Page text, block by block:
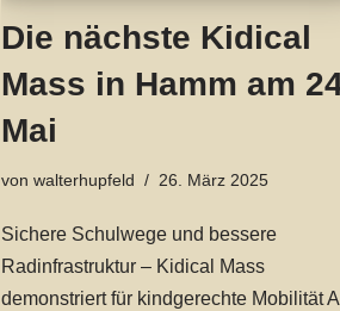
Die nächste Kidical
Mass in Hamm am
Mai
von walterhupfeld 26. März 2025
Sichere Schulwege und bessere
Radinfrastruktur – Kidical Mass
demonstriert für kindgerechte Mobilität